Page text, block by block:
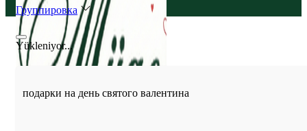
Группировка
Yükleniyor...
подарки на день святого валентина